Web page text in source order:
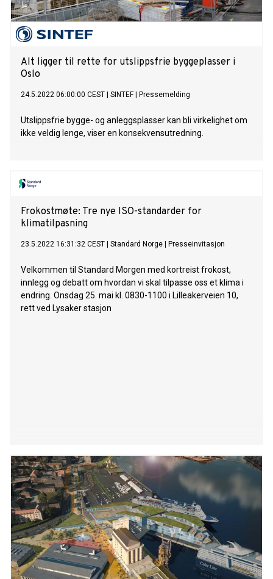
Alt ligger til rette for utslippsfrie byggeplasser i
Oslo
24.5.2022 06:00:00 CEST SINTEF| Pressemelding
Utslippsfrie bygge- og anleggsplasser kan bli virkelighet om
ikke veldig lenge, viser en konsekvensutredning.
Frokostmøte: Tre nye ISO-standarder for
klimatilpasning
23.5.2022 16:31:32 CEST Standard Norge Presseinvitasjon
Velkommen til Standard Morgen med kortreist frokost,
innlegg og debatt om hvordan vi skal tilpasse oss et klima i
endring. Onsdag 25. mai kl. 0830-1100 i Lilleakerveien 10,
rett ved Lysaker stasjon